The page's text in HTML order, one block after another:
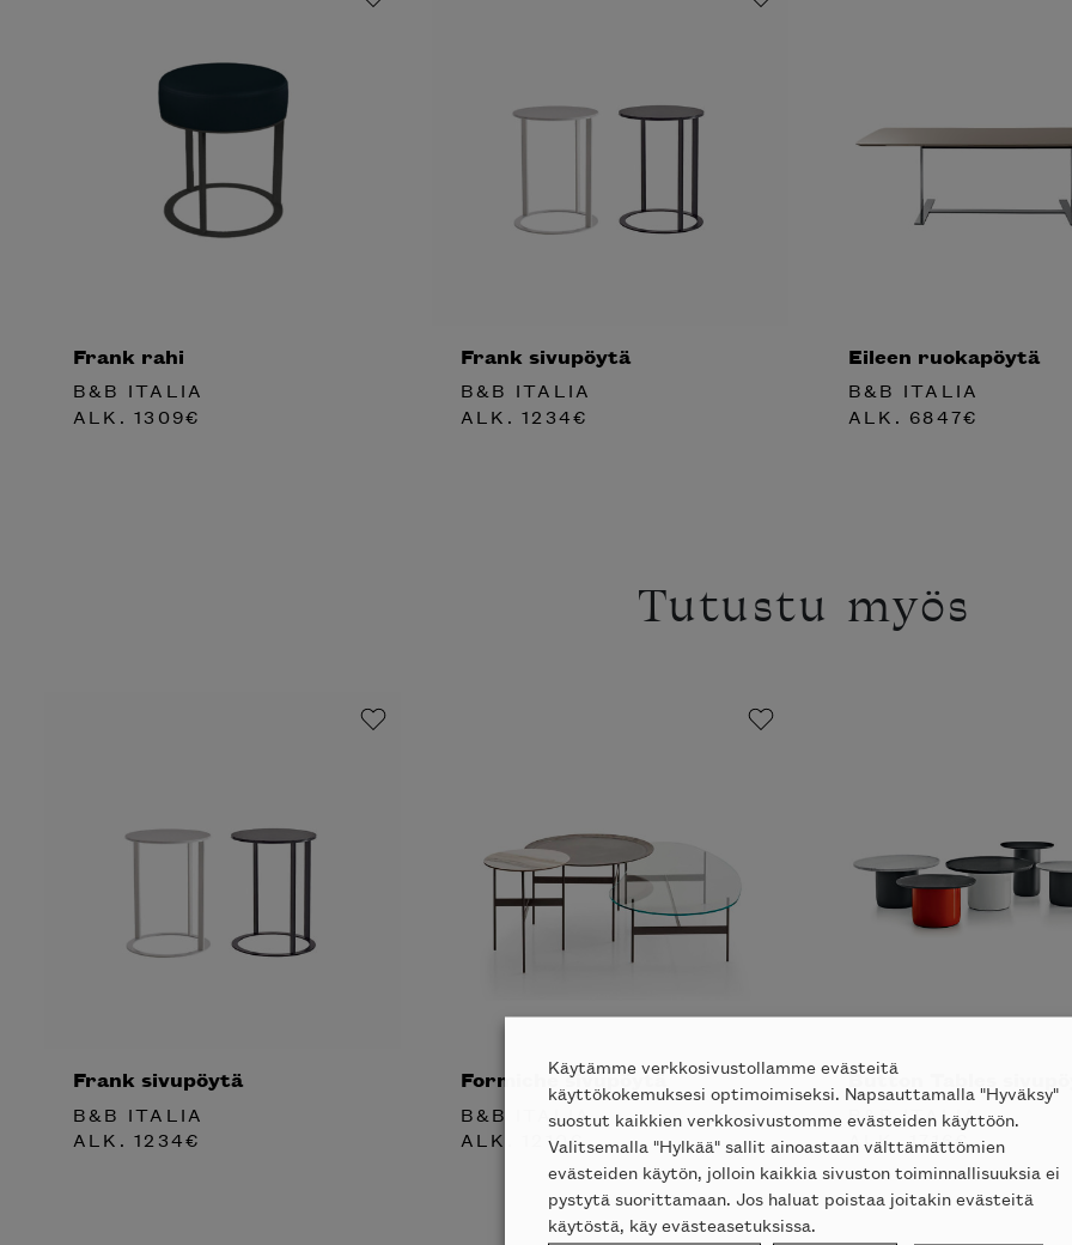
Frank rahi
B&B ITALIA
ALK.1309€
Frank sivupöytä
B&B ITALIA
ALK.1234€
Eileen ruokapöytä
B&B ITALIA
ALK. 6847€
Tutustu myös
Frank sivupöytä
B&B ITALIA
ALK.1234€
Formiche sivupöytä
B&B ITALIA
ALK.
1210€
Button Tables
B&B ITALIA
ALK.1716€
Käytämme verkkosivustollamme evästeitä
käyttökokemuksesi optimoimiseksi. Napsauttamalla "Hyväksy"
suostut kaikkien verkkosivustomme evästeiden käyttöön.
Valitsemalla "Hylkää" sallit ainoastaan välttämättömien
evästeiden käytön, jolloin kaikkia sivuston toiminnallisuuksia ei
pystytä suorittamaan. Jos haluat poistaa joitakin evästeitä
käytöstä, käy evästeasetuksissa.